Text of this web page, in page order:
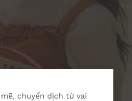
chuyển dịch từ vai